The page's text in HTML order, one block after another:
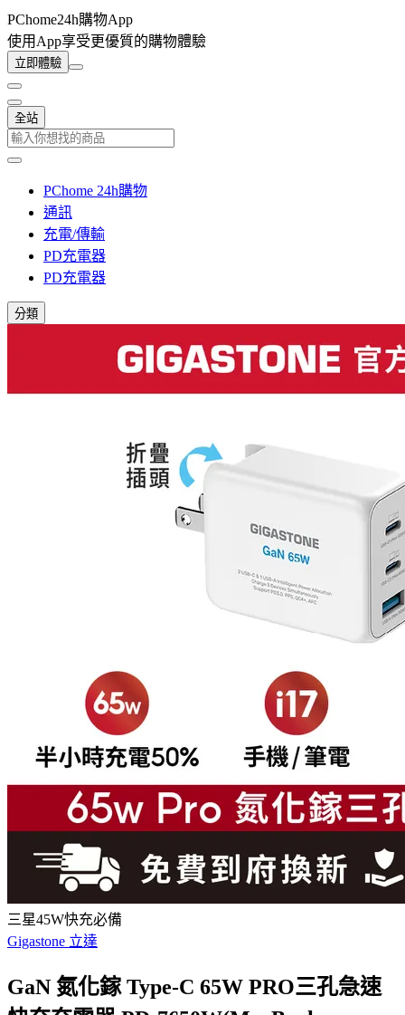
PChome24h購物App
使用App享受更優質的購物體驗
立即體驗
全站
PChome 24h購物
通訊
充電/傳輸
PD充電器
PD充電器
分類
三星45W快充必備
Gigastone 立達
GaN 氮化鎵 Type-C 65W PRO三孔急速